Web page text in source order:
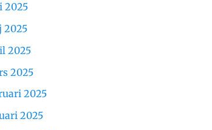
2025
2025
2025
2025
2025
2025